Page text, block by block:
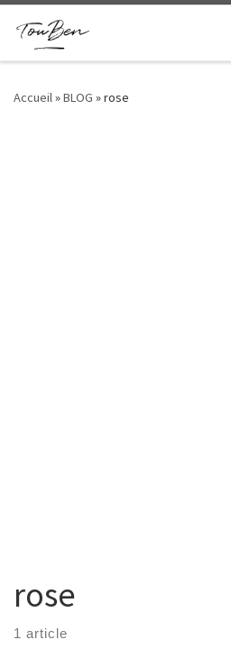
Passer au contenu
Accueil»BLOG »rose
rose
1 article